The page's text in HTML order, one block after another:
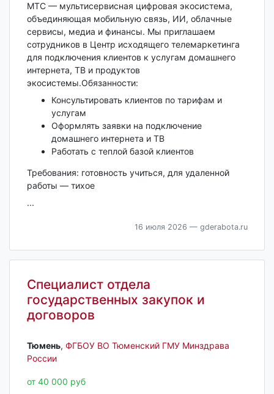
МТС — мультисервисная цифровая экосистема,
объединяющая мобильную связь, ИИ, облачные
сервисы, медиа и финансы. Мы приглашаем
сотрудников в Центр исходящего телемаркетинга
для подключения клиентов к услугам домашнего
интернета, ТВ и продуктов
экосистемы.Обязанности:
Консультировать клиентов по тарифам и
услугам
Оформлять заявки на подключение
домашнего интернета и ТВ
Работать с теплой базой клиентов
Требования: готовность учиться, для удаленной
работы — тихое
...
16 июля 2026 — gderabota.ru
Специалист отдела
государственных закупок и
договоров
Тюмень‎, ФГБОУ ВО Тюменский ГМУ Минздрава
России
от 40 000 руб